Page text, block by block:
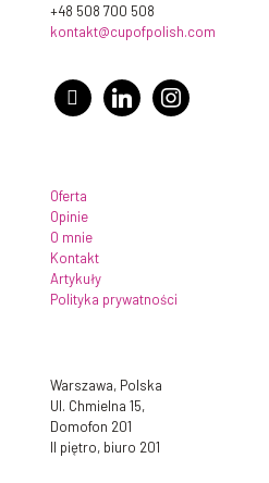
+48 508 700 508
kontakt@cupofpolish.com
facebooklinkedin instagram
Oferta
Opinie
O mnie
Kontakt
Artykuły
Polityka prywatności
Warszawa, Polska
Ul. Chmielna 15,
Domofon 201
II piętro, biuro 201